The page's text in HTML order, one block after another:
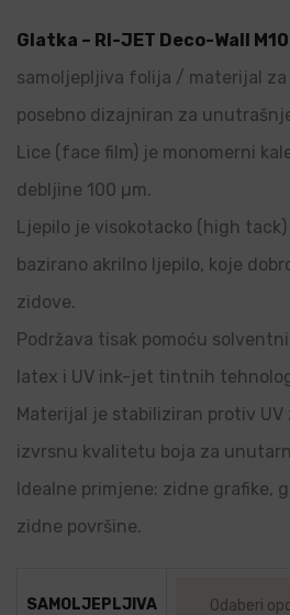
Glatka – RI-JET Deco-Wall
samoljepljiva folija / materijal
posebno dizajniran za
Lice (face film) je monomerni
debljine 100 µm.
Ljepilo je visokotacko (high
bazirano akrilno ljepilo, koje
zidove.
Podržava tisak pomoću
latex i UV ink-jet tintnih
Materijal je stabiliziran protiv
izvrsnu kvalitetu boja za
Idealne primjene: zidne grafike,
zidne površine.
SAMOLJEPLJIVA